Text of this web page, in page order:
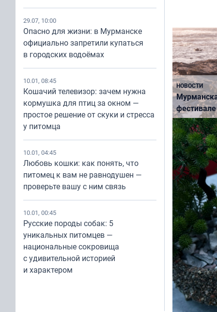
29.07, 10:00
Опасно для жизни: в Мурманске
официально запретили купаться
в городских водоёмах
10.01, 08:45
Кошачий телевизор: зачем нужна
кормушка для птиц за окном —
простое решение от скуки и стресса
у питомца
10.01, 04:45
Любовь кошки: как понять, что
питомец к вам не равнодушен —
проверьте вашу с ним связь
10.01, 00:45
Русские породы собак: 5
уникальных питомцев —
национальные сокровища
с удивительной историей
и характером
НОВОСТИ
Когда
ягодами
НОВОСТИ
фестивале
НОВОСТИ
Фотограф
Мордасов
фильм